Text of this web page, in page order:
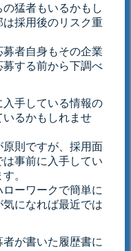
猛者もいるかもし
採用後のリスク重
者自身もその企業
する前から下調べ
手している情報の
るかもしれませ
則ですが、採用面
事前に入手してい
。
ーワークで簡単に
になれば最近では
が書いた履歴書に